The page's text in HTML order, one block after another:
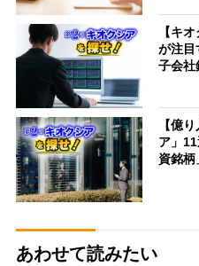
【キ
が注目
子会社
【億
ア」
資銘柄
あわせて読みたい